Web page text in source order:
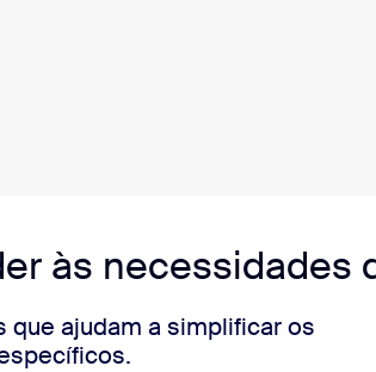
às necessidades
ajudam a simplificar os